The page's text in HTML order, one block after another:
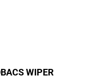
WIPER